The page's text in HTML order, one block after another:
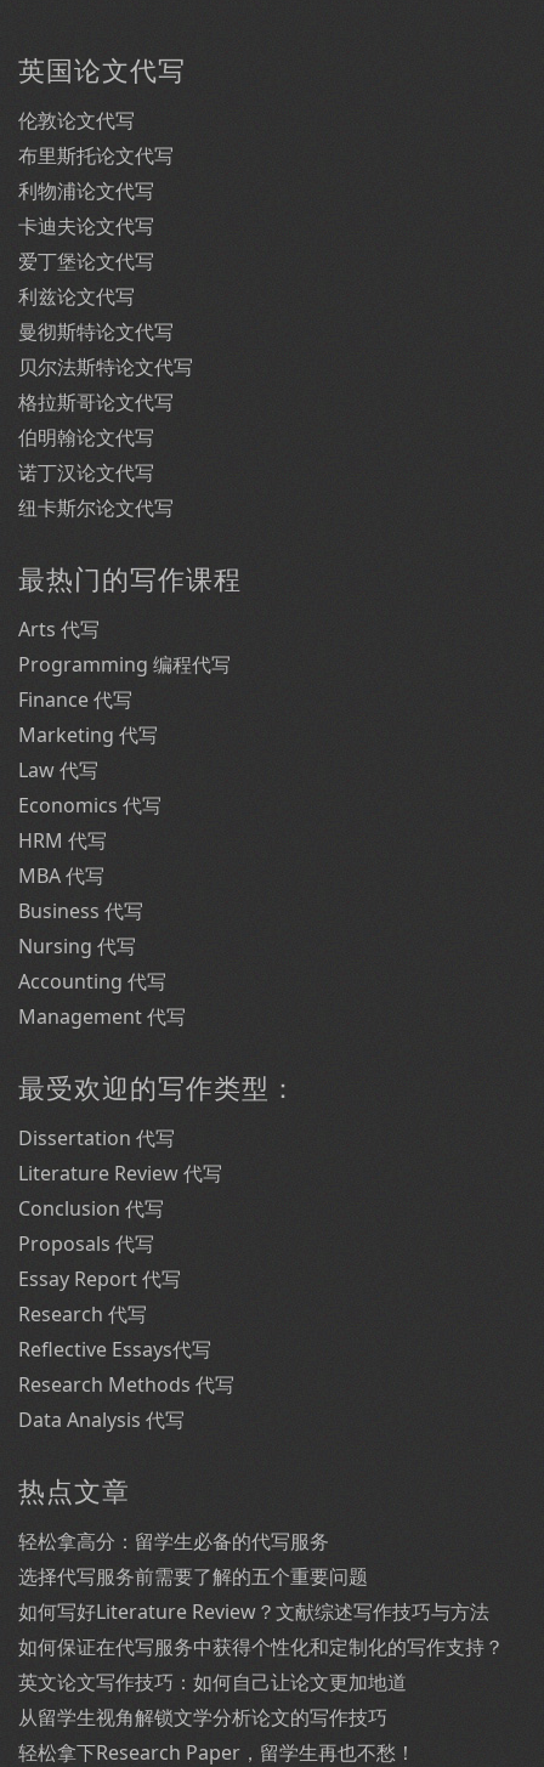
英国论文代写
伦敦论文代写
布里斯托论文代写
利物浦论文代写
卡迪夫论文代写
爱丁堡论文代写
利兹论文代写
曼彻斯特论文代写
贝尔法斯特论文代写
格拉斯哥论文代写
伯明翰论文代写
诺丁汉论文代写
纽卡斯尔论文代写
最热门的写作课程
Arts 代写
Programming 编程代写
Finance 代写
Marketing 代写
Law 代写
Economics 代写
HRM 代写
MBA 代写
Business 代写
Nursing 代写
Accounting 代写
Management 代写
最受欢迎的写作类型：
Dissertation 代写
Literature Review 代写
Conclusion 代写
Proposals 代写
Essay Report 代写
Research 代写
Reflective Essays代写
Research Methods 代写
Data Analysis 代写
热点文章
轻松拿高分：留学生必备的代写服务
选择代写服务前需要了解的五个重要问题
如何写好Literature Review？文献综述写作技巧与方法
如何保证在代写服务中获得个性化和定制化的写作支持？
英文论文写作技巧：如何自己让论文更加地道
从留学生视角解锁文学分析论文的写作技巧
轻松拿下Research Paper，留学生再也不愁！